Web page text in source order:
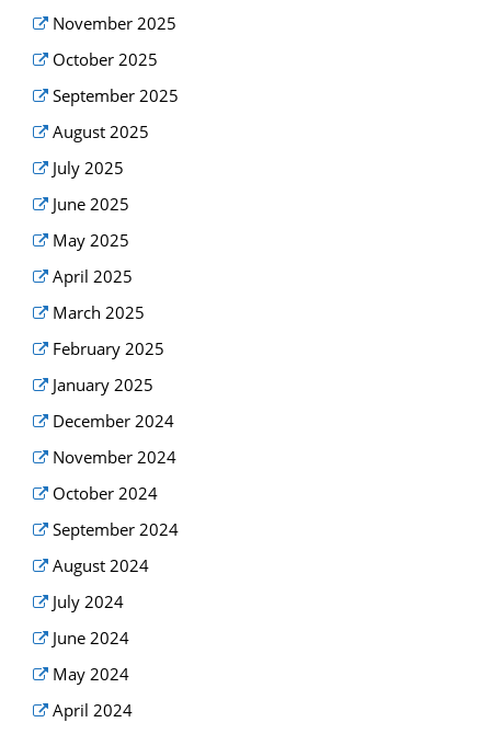
November 2025
October 2025
September 2025
August 2025
July 2025
June 2025
May 2025
April 2025
March 2025
February 2025
January 2025
December 2024
November 2024
October 2024
September 2024
August 2024
July 2024
June 2024
May 2024
April 2024